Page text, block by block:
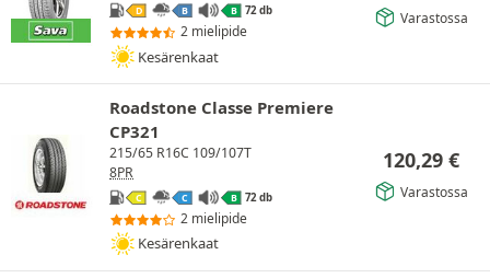
D B B 72 db
2 mielipide
Kesärenkaat
Varastossa
Roadstone Classe Premiere
CP321
215/65 R16C 109/107T
8PR
C C B 72 db
2 mielipide
Kesärenkaat
120,29 €
Varastossa